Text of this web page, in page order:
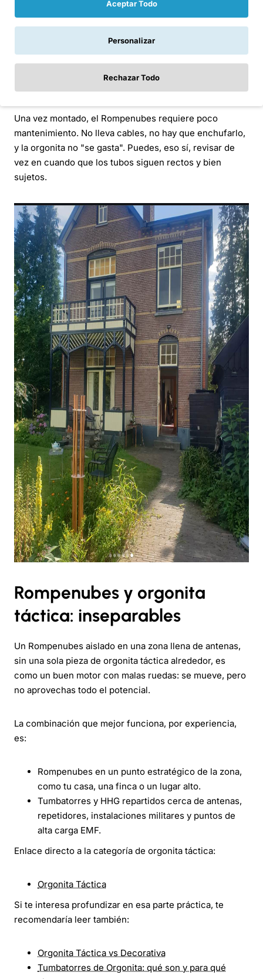
Idealmente en exterior, en tierra o sobre una base
Con la vista lo más despejada posible: jardín,
En un lugar donde no moleste ni llame demasiado
Una vez montado, el Rompenubes requiere poco
mantenimiento. No lleva cables, no hay que enchufarlo,
y la orgonita no "se gasta". Puedes, eso sí, revisar de
vez en cuando que los tubos siguen rectos y bien
sujetos.
Rompenubes y orgonita
táctica: inseparables
Un Rompenubes aislado en una zona llena de antenas,
sin una sola pieza de orgonita táctica alrededor, es
como un buen motor con malas ruedas: se mueve, pero
no aprovechas todo el potencial.
La combinación que mejor funciona, por experiencia,
es:
Rompenubes en un punto estratégico de la zona,
como tu casa, una finca o un lugar alto.
Tumbatorres y HHG repartidos cerca de antenas,
repetidores, instalaciones militares y puntos de
alta carga EMF.
Enlace directo a la categoría de orgonita táctica:
Orgonita Táctica
Si te interesa profundizar en esa parte práctica, te
recomendaría leer también:
Orgonita Táctica vs Decorativa
Tumbatorres de Orgonita: qué son y para qué
Aceptar Todo
Personalizar
Rechazar Todo